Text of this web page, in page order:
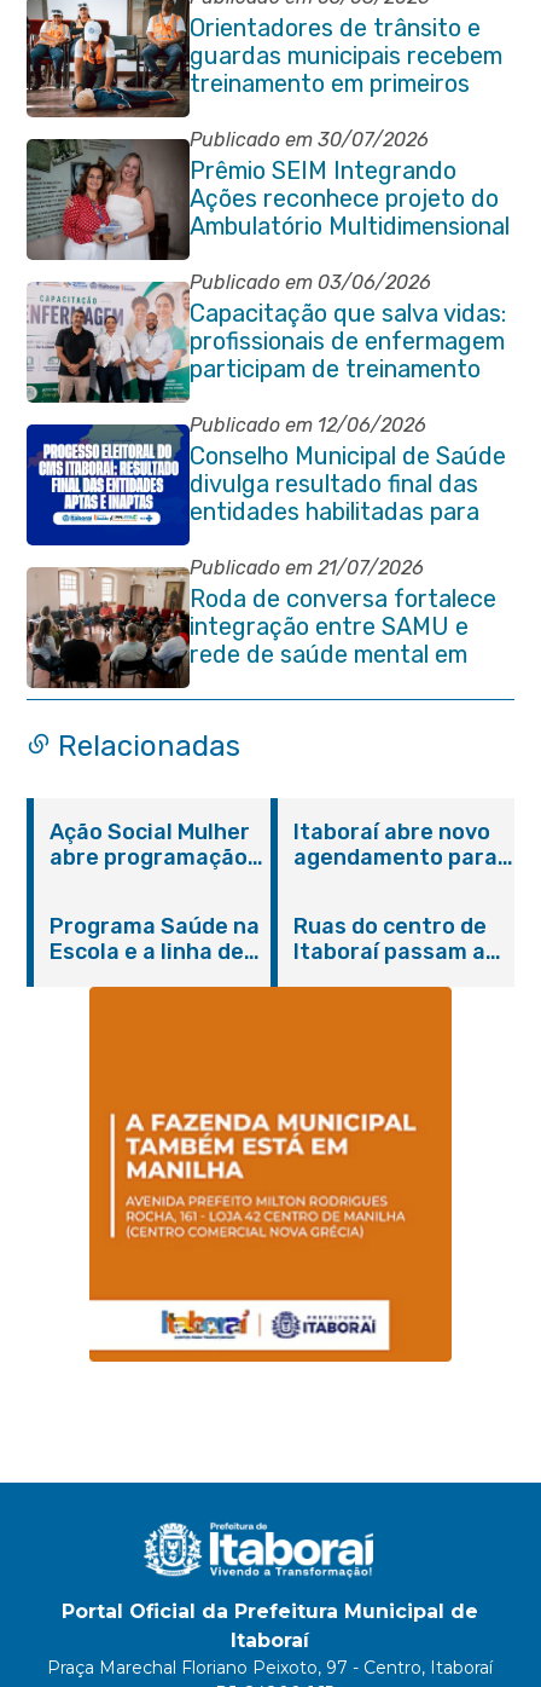
Orientadores de trânsito e
guardas municipais recebem
treinamento em primeiros
socorros em Itaboraí
Publicado em 30/07/2026
Prêmio SEIM Integrando
Ações reconhece projeto do
Ambulatório Multidimensional
da Pessoa Idosa de Itaboraí
Publicado em 03/06/2026
Capacitação que salva vidas:
profissionais de enfermagem
participam de treinamento
em primeiros socorros em
Itaboraí
Publicado em 12/06/2026
Conselho Municipal de Saúde
divulga resultado final das
entidades habilitadas para
eleição do quadriênio 2026-
2030
Publicado em 21/07/2026
Roda de conversa fortalece
integração entre SAMU e
rede de saúde mental em
Itaboraí
Relacionadas
Ação Social Mulher
abre programação
serviços gratuitos e
orientações
Itaboraí abre novo
agendamento para
Programa Saúde na
Escola e a linha de
Magalhães Seabra
Ruas do centro de
Itaboraí passam a
Portal Oficial da Prefeitura Municipal de
Itaboraí
Praça Marechal Floriano Peixoto, 97 - Centro, Itaboraí